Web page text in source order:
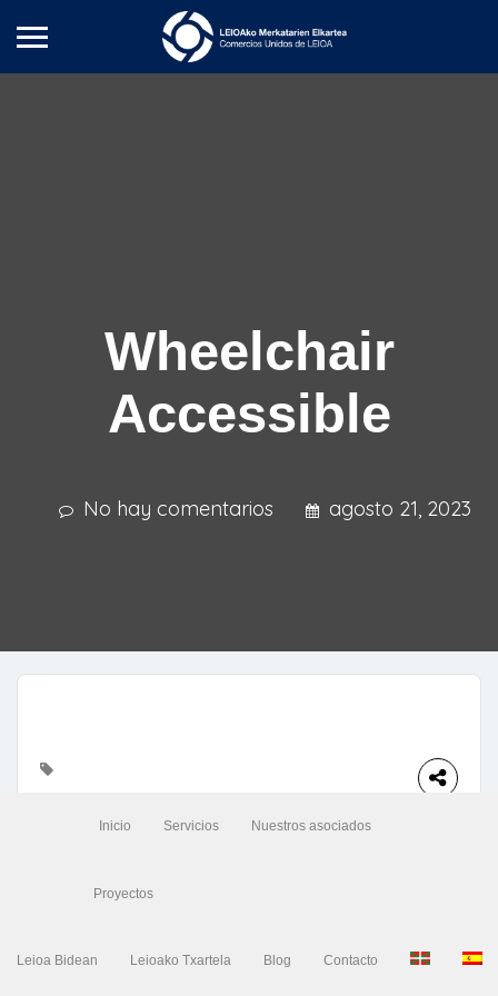
Wheelchair
Accessible
No hay comentarios agosto 21, 2023
Inicio Servicios Nuestros asociados
Proyectos
Leioa Bidean Leioako Txartela Blog Contacto